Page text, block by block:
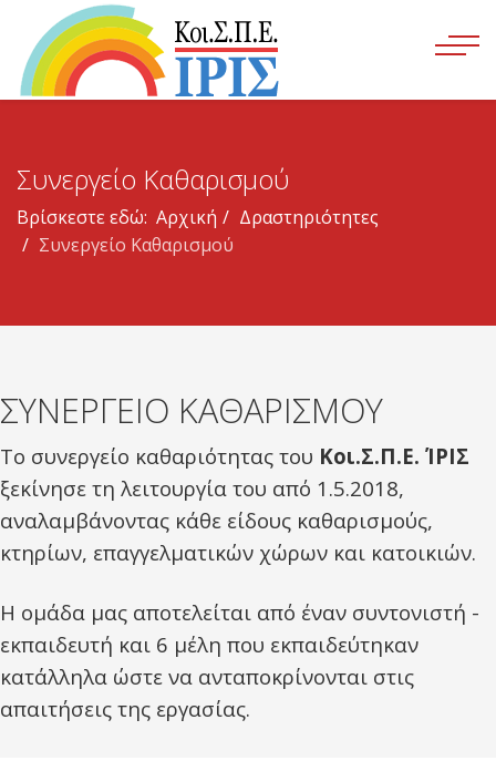
Συνεργείο Καθαρισμού
Βρίσκεστε εδώ: Αρχική
Δραστηριότητες
Συνεργείο Καθαρισμού
ΣΥΝΕΡΓΕΙΟ ΚΑΘΑΡΙΣΜΟΥ
Το συνεργείο καθαριότητας του Κοι.Σ.Π.Ε. ΊΡΙΣ
ξεκίνησε τη λειτουργία του από 1.5.2018,
αναλαμβάνοντας κάθε είδους καθαρισμούς,
κτηρίων, επαγγελματικών χώρων και κατοικιών.
Η ομάδα μας αποτελείται από έναν συντονιστή -
εκπαιδευτή και 6 μέλη που εκπαιδεύτηκαν
κατάλληλα ώστε να ανταποκρίνονται στις
απαιτήσεις της εργασίας.